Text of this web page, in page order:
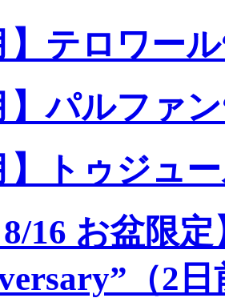
】テロワー
】パルファ
】トゥジュ
8/16 お盆限
（2